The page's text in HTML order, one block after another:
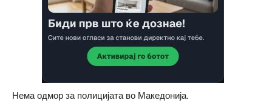
Нема одмор за полицијата во Македонија.